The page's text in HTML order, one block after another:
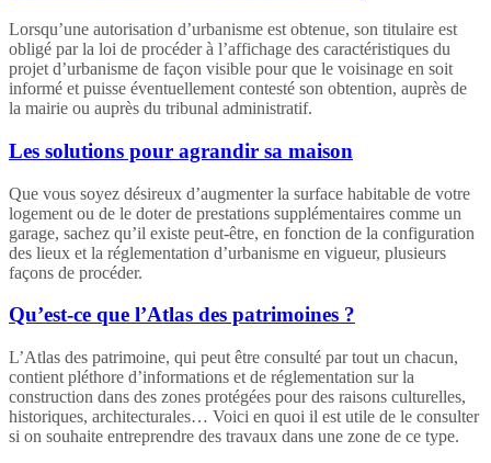
Lorsqu’une autorisation d’urbanisme est obtenue, son titulaire est
obligé par la loi de procéder à l’affichage des caractéristiques du
projet d’urbanisme de façon visible pour que le voisinage en soit
informé et puisse éventuellement contesté son obtention, auprès de
la mairie ou auprès du tribunal administratif.
Les solutions pour agrandir sa maison
Que vous soyez désireux d’augmenter la surface habitable de votre
logement ou de le doter de prestations supplémentaires comme un
garage, sachez qu’il existe peut-être, en fonction de la configuration
des lieux et la réglementation d’urbanisme en vigueur, plusieurs
façons de procéder.
Qu’est-ce que l’Atlas des patrimoines ?
L’Atlas des patrimoine, qui peut être consulté par tout un chacun,
contient pléthore d’informations et de réglementation sur la
construction dans des zones protégées pour des raisons culturelles,
historiques, architecturales… Voici en quoi il est utile de le consulter
si on souhaite entreprendre des travaux dans une zone de ce type.